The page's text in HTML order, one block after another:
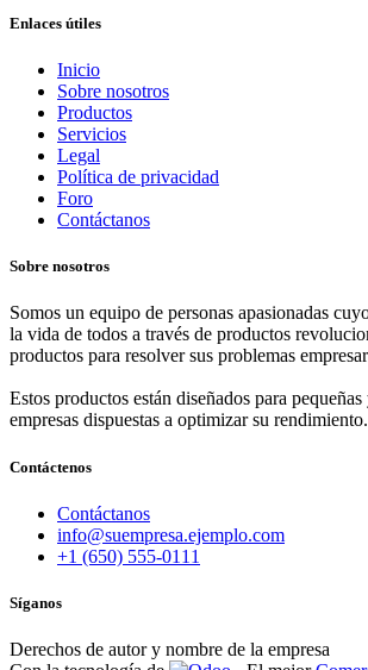
Enlaces útiles
Inicio
Sobre nosotros
Productos
Servicios
Legal
Política de privacidad
Foro
Contáctanos
Sobre nosotros
Somos un equipo de personas apasionadas
la vida de todos a través de productos
productos para resolver sus problemas
Estos productos están diseñados para
empresas dispuestas a optimizar su rendimiento.
Contáctenos
Contáctanos
info@suempresa.ejemplo.com
+1 (650) 555-0111
Síganos
Derechos de autor y nombre de la empresa